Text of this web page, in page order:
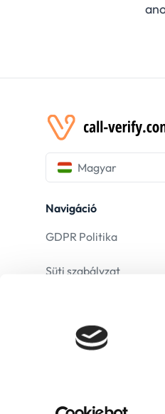
Magyar
Navigáció
Süti szabályzat
Felhasználási feltételek
GDPR Politika